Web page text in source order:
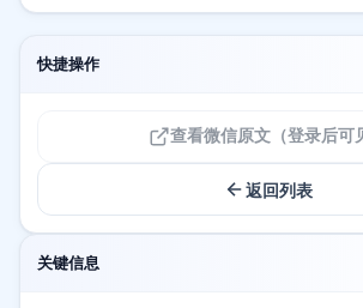
快捷操作
查看微信原文（登录后可
返回列表
关键信息